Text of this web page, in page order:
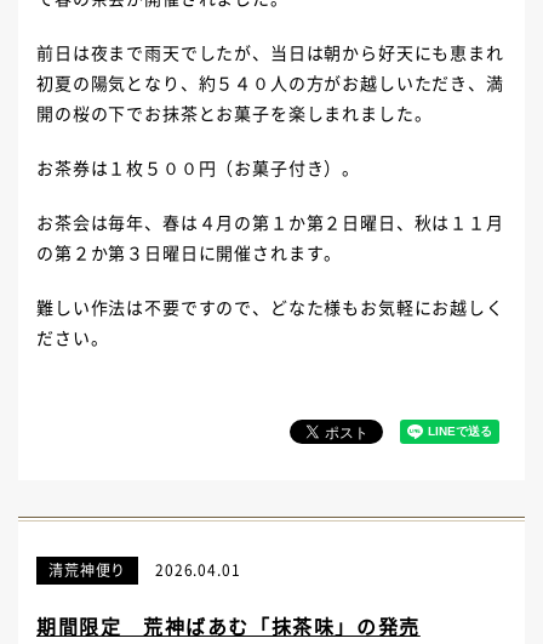
前日は夜まで雨天でしたが、当日は朝から好天にも恵まれ
初夏の陽気となり、約５４０人の方がお越しいただき、満
開の桜の下でお抹茶とお菓子を楽しまれました。
お茶券は１枚５００円（お菓子付き）。
お茶会は毎年、春は４月の第１か第２日曜日、秋は１１月
の第２か第３日曜日に開催されます。
難しい作法は不要ですので、どなた様もお気軽にお越しく
ださい。
清荒神便り 2026.04.01
期間限定 荒神ばあむ「抹茶味」の発売